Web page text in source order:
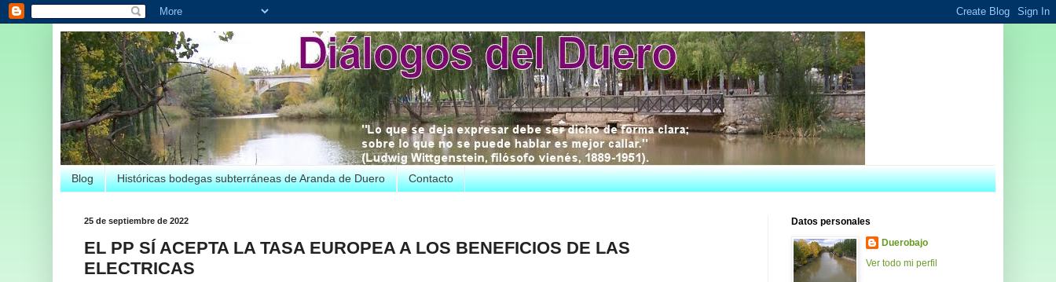
Blog Históricas bodegas subterráneas de Aranda de Duero Contacto
25 de septiembre de 2022
EL PP SÍ ACEPTA LA TASA EUROPEA A LOS BENEFICIOS DE LAS
ELECTRICAS
Datos personales
Duerobajo
Ver todo mi perfil